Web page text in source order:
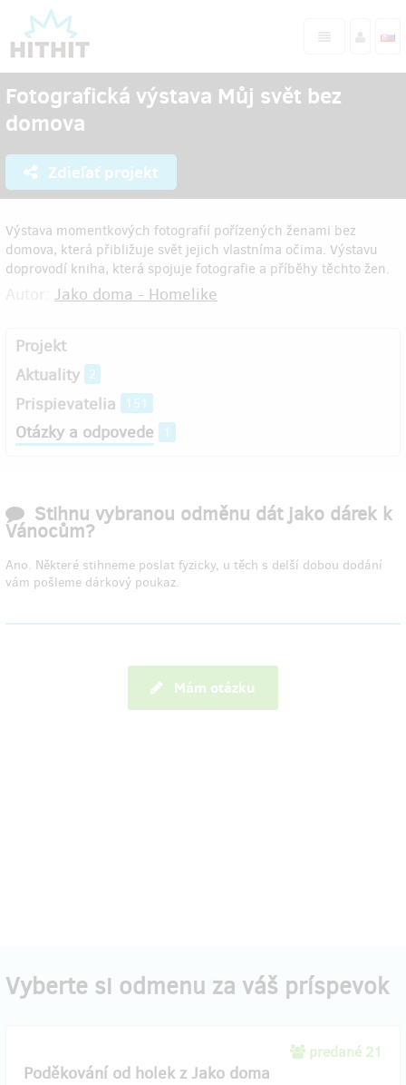
Fotografická výstava Můj svět bez
domova
Zdieľať projekt
Výstava momentkových fotografií pořízených ženami bez
domova, která přibližuje svět jejich vlastníma očima. Výstavu
doprovodí kniha, která spojuje fotografie a příběhy těchto žen.
Jako doma - Homelike
Projekt
Aktuality 2
Prispievatelia 151
Otázky a odpovede 1
Stihnu vybranou odměnu dát jako dárek k
Vánocům?
Ano. Některé stihneme poslat fyzicky, u těch s delší dobou dodání
vám pošleme dárkový poukaz.
Mám otázku
Vyberte si odmenu za váš príspevok
predané 21
Poděkování od holek z Jako doma